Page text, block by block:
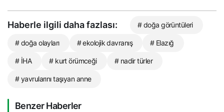
Haberle ilgili daha fazlası: # doğa görüntüleri
# doğa olayları # ekolojik davranış # Elazığ
# İHA # kurt örümceği # nadir türler
# yavrularını taşıyan anne
Benzer Haberler